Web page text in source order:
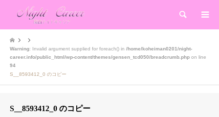
検索
Warning: Invalid argument supplied for foreach() in /home/koheiman0201/night-
career.info/public_html/wp-content/themes/gensen_tcd050/breadcrumb.php on line
94
S__8593412_0 のコピー
S__8593412_0 のコピー